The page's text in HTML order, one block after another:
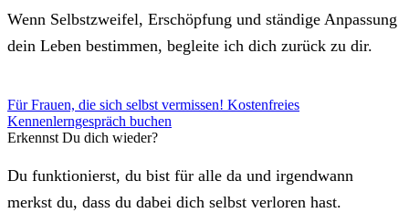
Wenn Selbstzweifel, Erschöpfung und ständige Anpassung
dein Leben bestimmen, begleite ich dich zurück zu dir.
Für Frauen, die sich selbst vermissen! Kostenfreies
Kennenlerngespräch buchen
Erkennst Du dich wieder?
Du funktionierst, du bist für alle da und irgendwann
merkst du, dass du dabei dich selbst verloren hast.